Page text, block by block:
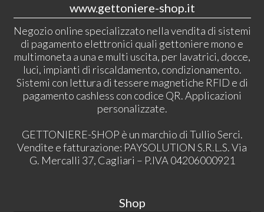
www.gettoniere-shop.it
Negozio online specializzato nella vendita di sistemi
di pagamento elettronici quali gettoniere mono e
multimoneta a una e multi uscita, per lavatrici, docce,
luci, impianti di riscaldamento, condizionamento.
Sistemi con lettura di tessere magnetiche RFID e di
pagamento cashless con codice QR. Applicazioni
personalizzate.
GETTONIERE-SHOP è un marchio di Tullio Serci.
Vendite e fatturazione: PAYSOLUTION S.R.L.S. Via
G. Mercalli 37, Cagliari – P.IVA 04206000921
Shop